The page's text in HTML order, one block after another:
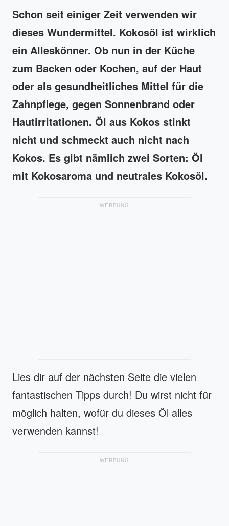
Schon seit einiger Zeit verwenden wir
dieses Wundermittel. Kokosöl ist wirklich
ein Alleskönner. Ob nun in der Küche
zum Backen oder Kochen, auf der Haut
oder als gesundheitliches Mittel für die
Zahnpflege, gegen Sonnenbrand oder
Hautirritationen. Öl aus Kokos stinkt
nicht und schmeckt auch nicht nach
Kokos. Es gibt nämlich zwei Sorten: Öl
mit Kokosaroma und neutrales Kokosöl.
WERBUNG
Lies dir auf der nächsten Seite die vielen
fantastischen Tipps durch! Du wirst nicht für
möglich halten, wofür du dieses Öl alles
verwenden kannst!
WERBUNG